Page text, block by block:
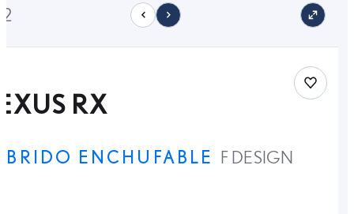
RX
ENCHUFABLE F DESIGN
Save car